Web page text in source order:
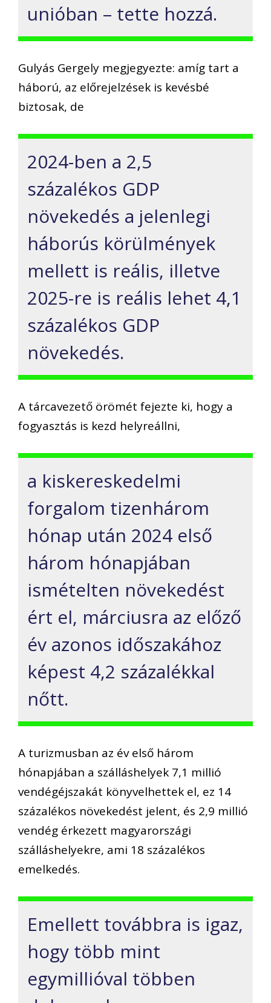
unióban – tette hozzá.
Gulyás Gergely megjegyezte: amíg tart a
háború, az előrejelzések is kevésbé
biztosak, de
2024-ben a 2,5
százalékos GDP
növekedés a jelenlegi
háborús körülmények
mellett is reális, illetve
2025-re is reális lehet 4,1
százalékos GDP
növekedés.
A tárcavezető örömét fejezte ki, hogy a
fogyasztás is kezd helyreállni,
a kiskereskedelmi
forgalom tizenhárom
hónap után 2024 első
három hónapjában
ismételten növekedést
ért el, márciusra az előző
év azonos időszakához
képest 4,2 százalékkal
nőtt.
A turizmusban az év első három
hónapjában a szálláshelyek 7,1 millió
vendégéjszakát könyvelhettek el, ez 14
százalékos növekedést jelent, és 2,9 millió
vendég érkezett magyarországi
szálláshelyekre, ami 18 százalékos
emelkedés.
Emellett továbbra is igaz,
hogy több mint
egymillióval többen